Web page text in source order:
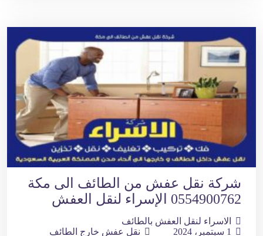
شركة نقل عفش من الطائف الى مكة
0554900762 الإسراء لنقل العفش
الاسراء لنقل العفش بالطائف
1 سبتمبر، 2024
نقل عفش خارج الطائف